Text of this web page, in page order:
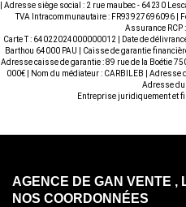
| Adresse siège social : 2 rue maubec - 64230
TVA Intracommunautaire : FR93927696096 |
Assurance RCP
Carte T : 64022024000000012 | Date de
Barthou 64000 PAU | Caisse de garantie
Adresse caisse de garantie : 89 rue de la Boétie
000€ | Nom du médiateur : CARBILEB | Adresse
Adresse du
Entreprise juridiquement et
AGENCE DE GAN VENTE ,
NOS COORDONNÉES